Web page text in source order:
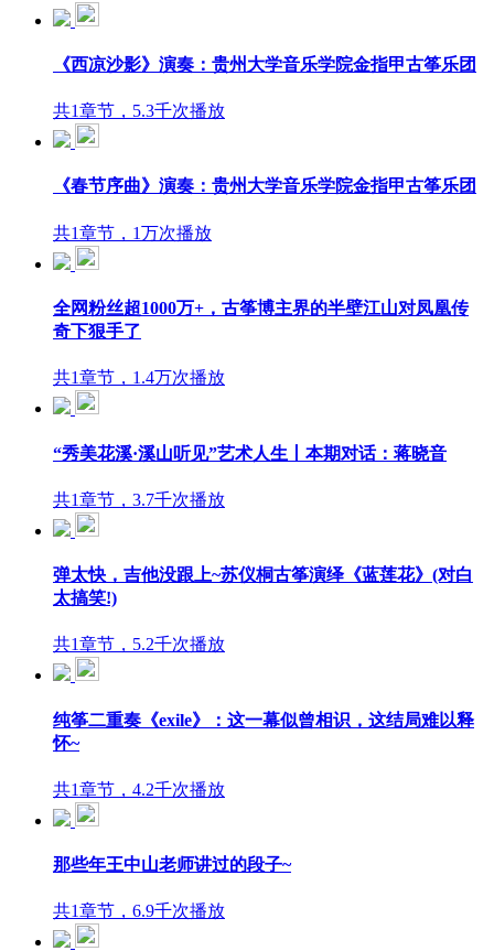
《西凉沙影》演奏：贵州大学音乐学院金指甲古筝乐团
共1章节，5.3千次播放
《春节序曲》演奏：贵州大学音乐学院金指甲古筝乐团
共1章节，1万次播放
全网粉丝超1000万+，古筝博主界的半壁江山对凤凰传
奇下狠手了
共1章节，1.4万次播放
“秀美花溪·溪山听见”艺术人生丨本期对话：蒋晓音
共1章节，3.7千次播放
弹太快，吉他没跟上~苏仪桐古筝演绎《蓝莲花》(对白
太搞笑!)
共1章节，5.2千次播放
纯筝二重奏《exile》：这一幕似曾相识，这结局难以释
怀~
共1章节，4.2千次播放
那些年王中山老师讲过的段子~
共1章节，6.9千次播放